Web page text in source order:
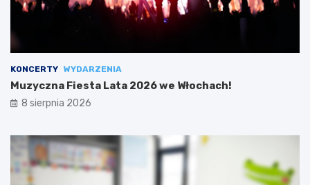
KONCERTY WYDARZENIA
Muzyczna Fiesta Lata 2026 we Włochach!
8 sierpnia 2026